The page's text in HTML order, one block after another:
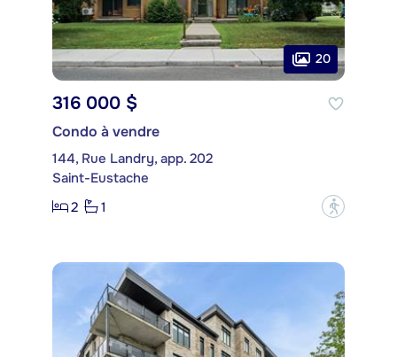
20
316 000 $
Condo à vendre
144, Rue Landry, app. 202
Saint-Eustache
2
1 ?